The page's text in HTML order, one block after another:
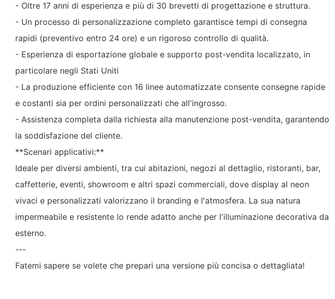
- Oltre 17 anni di esperienza e più di 30 brevetti di progettazione e struttura.
- Un processo di personalizzazione completo garantisce tempi di consegna
rapidi (preventivo entro 24 ore) e un rigoroso controllo di qualità.
- Esperienza di esportazione globale e supporto post-vendita localizzato, in
particolare negli Stati Uniti
- La produzione efficiente con 16 linee automatizzate consente consegne rapide
e costanti sia per ordini personalizzati che all'ingrosso.
- Assistenza completa dalla richiesta alla manutenzione post-vendita, garantendo
la soddisfazione del cliente.
**Scenari applicativi:**
Ideale per diversi ambienti, tra cui abitazioni, negozi al dettaglio, ristoranti, bar,
caffetterie, eventi, showroom e altri spazi commerciali, dove display al neon
vivaci e personalizzati valorizzano il branding e l'atmosfera. La sua natura
impermeabile e resistente lo rende adatto anche per l'illuminazione decorativa da
esterno.
---
Fatemi sapere se volete che prepari una versione più concisa o dettagliata!